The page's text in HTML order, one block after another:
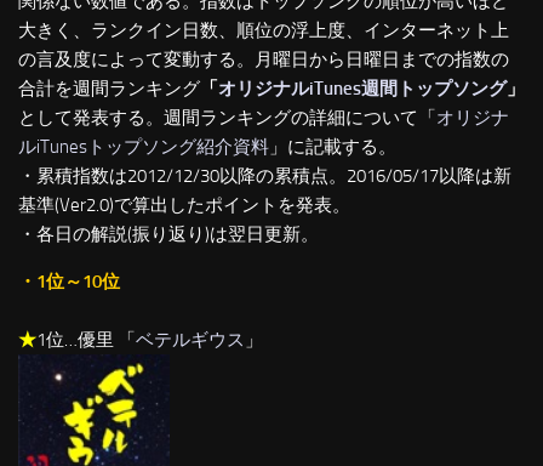
大きく、ランクイン日数、順位の浮上度、インターネット上
の言及度によって変動する。月曜日から日曜日までの指数の
合計を週間ランキング 「オリジナルiTunes週間トップソング」
として発表する。週間ランキングの詳細について「オリジナ
ルiTunesトップソング紹介資料 」に記載する。
・累積指数は2012/12/30以降の累積点。2016/05/17以降は新
基準(Ver2.0)で算出したポイントを発表。
・各日の解説(振り返り)は翌日更新。
・1位～10位
★1位…優里 「ベテルギウス 」